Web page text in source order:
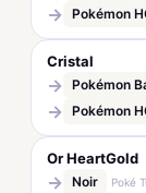
→ Pokémon
Cristal
→ Pokémon
→ Pokémon
Or HeartGold
→ Noir Poké